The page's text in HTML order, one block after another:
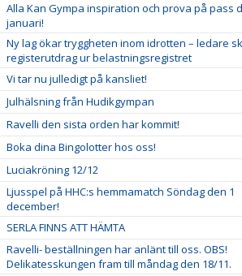
Alla Kan Gympa inspiration och prova på pass
januari!
Ny lag ökar tryggheten inom idrotten – ledare
registerutdrag ur belastningsregistret
Vi tar nu julledigt på kansliet!
Julhälsning från Hudikgympan
Ravelli den sista orden har kommit!
Boka dina Bingolotter hos oss!
Luciakröning 12/12
Ljusspel på HHC:s hemmamatch Söndag den 1
december!
SERLA FINNS ATT HÄMTA
Ravelli- beställningen har anlänt till oss. OBS!
Delikatesskungen fram till måndag den 18/11.